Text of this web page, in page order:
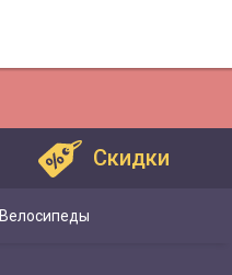
Скидки
Велосипеды